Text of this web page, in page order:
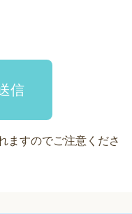
信
ますのでご注意くださ